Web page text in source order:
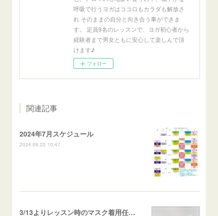
呼吸で行うヨガはココロもカラダも解放さ
れ そのままの自分と向き合う事ができま
す。 定員9名のレッスンで、ヨガ初心者から
経験者まで男女ともに安心して楽しんで頂
けます♪
フォロー
関連記事
2024年7月スケジュール
2024.06.22 10:47
3/13よりレッスン時のマスク着用任意のお知らせ